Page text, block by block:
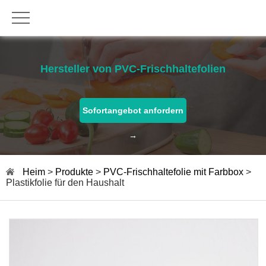
Hersteller von PVC-Frischhaltefolien
Sofortangebot anfordern
→
Heim > Produkte > PVC-Frischhaltefolie mit Farbbox >
Plastikfolie für den Haushalt